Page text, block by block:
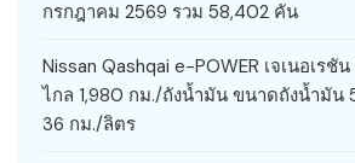
กรกฎาคม 2569 รวม 58,402 คัน
Nissan Qashqai e-POWER เจเนอเรชั
ไกล 1,980 กม./ถังน้ำมัน ขนาดถังน้ำมัน
36 กม./ลิตร